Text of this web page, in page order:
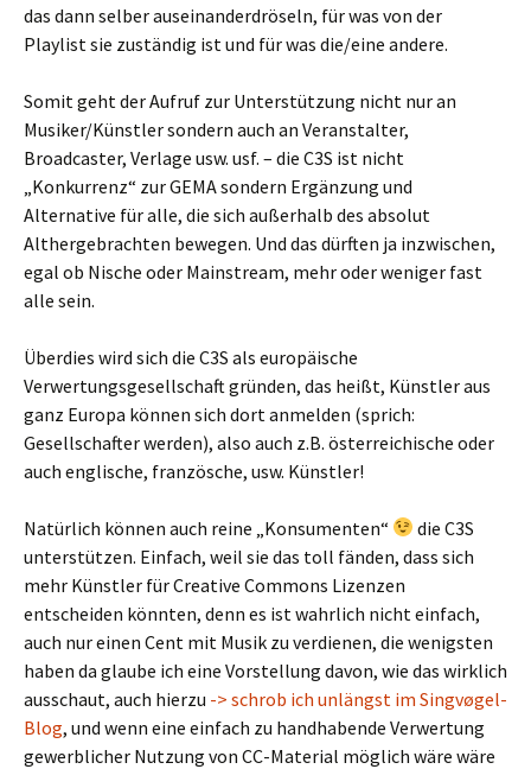
das dann selber auseinanderdröseln, für was von der
Playlist sie zuständig ist und für was die/eine andere.
Somit geht der Aufruf zur Unterstützung nicht nur an
Musiker/Künstler sondern auch an Veranstalter,
Broadcaster, Verlage usw. usf. – die C3S ist nicht
„Konkurrenz“ zur GEMA sondern Ergänzung und
Alternative für alle, die sich außerhalb des absolut
Althergebrachten bewegen. Und das dürften ja inzwischen,
egal ob Nische oder Mainstream, mehr oder weniger fast
alle sein.
Überdies wird sich die C3S als europäische
Verwertungsgesellschaft gründen, das heißt, Künstler aus
ganz Europa können sich dort anmelden (sprich:
Gesellschafter werden), also auch z.B. österreichische oder
auch englische, französche, usw. Künstler!
Natürlich können auch reine „Konsumenten“
die C3S
unterstützen. Einfach, weil sie das toll fänden, dass sich
mehr Künstler für Creative Commons Lizenzen
entscheiden könnten, denn es ist wahrlich nicht einfach,
auch nur einen Cent mit Musik zu verdienen, die wenigsten
haben da glaube ich eine Vorstellung davon, wie das wirklich
ausschaut, auch hierzu -> schrob ich unlängst im Singvøgel-
Blog, und wenn eine einfach zu handhabende Verwertung
gewerblicher Nutzung von CC-Material möglich wäre wäre